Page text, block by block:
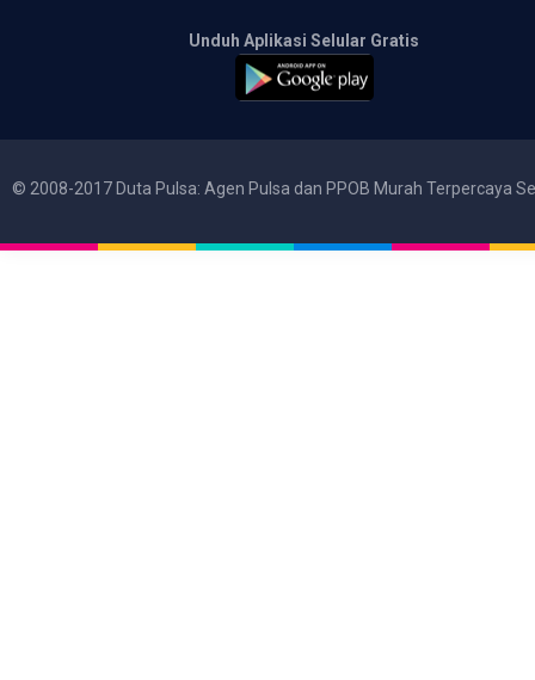
Unduh Aplikasi Selular Gratis
© 2008-2017 Duta Pulsa: Agen Pulsa dan PPOB Murah Terpercaya